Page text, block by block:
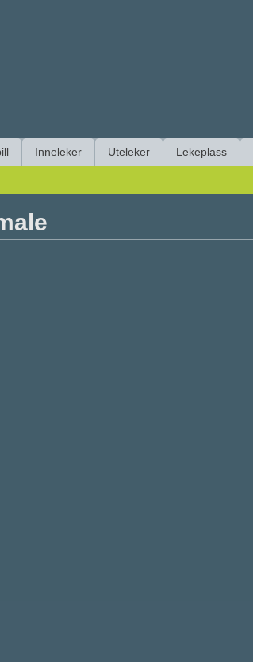
Inneleker Uteleker Lekeplass